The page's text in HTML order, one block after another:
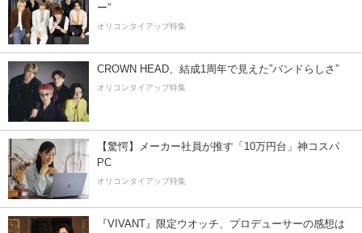
ー”
オリコンタイアップ特集
CROWN HEAD、結成1周年で見えた”バンドらしさ”
オリコンタイアップ特集
【驚愕】メーカー社員が推す「10万円台」神コスパ
PC
オリコンタイアップ特集
『VIVANT』限定ウオッチ、プロデューサーの感想は